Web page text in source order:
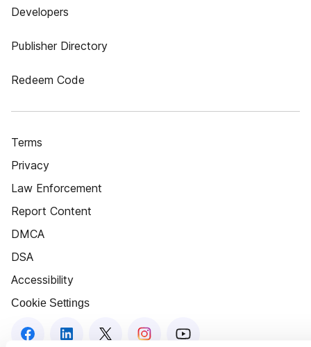
Developers
Publisher Directory
Redeem Code
Terms
Privacy
Law Enforcement
Report Content
DMCA
DSA
Accessibility
Cookie Settings